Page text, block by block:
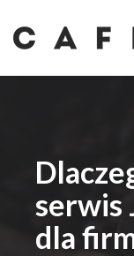
serwis
dla